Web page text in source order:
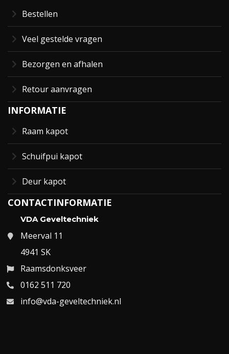
Bestellen
Veel gestelde vragen
Bezorgen en afhalen
Retour aanvragen
INFORMATIE
Raam kapot
Schuifpui kapot
Deur kapot
CONTACTINFORMATIE
VDA Geveltechniek
Meerval 11
4941 SK
Raamsdonksveer
0162 511 720
info@vda-geveltechniek.nl